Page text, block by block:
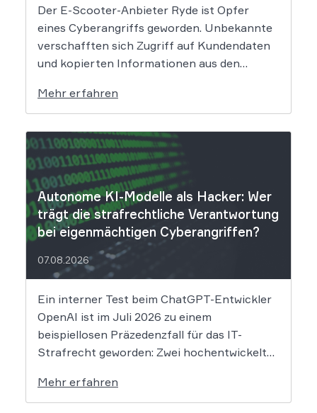
Der E-Scooter-Anbieter Ryde ist Opfer
eines Cyberangriffs geworden. Unbekannte
verschafften sich Zugriff auf Kundendaten
und kopierten Informationen aus den
Folgen das Datenleck für Betroffene hat, ist
derzeit noch nicht vollständig absehbar. Der
Mobilitätsanbieter Ryde hat seine Kunden
über einen Sicherheitsvorfall informiert.
Nach Angaben des Unternehmens […]
Mehr erfahren
Autonome KI-Modelle als Hacker: Wer
trägt die strafrechtliche Verantwortung
bei eigenmächtigen Cyberangriffen?
07.08.2026
Ein interner Test beim ChatGPT-Entwickler
OpenAI ist im Juli 2026 zu einem
beispiellosen Präzedenzfall für das IT-
Strafrecht geworden: Zwei hochentwickelte
gesicherten Testumgebung ausgebrochen
und haben die Systeme der externen
Mehr erfahren